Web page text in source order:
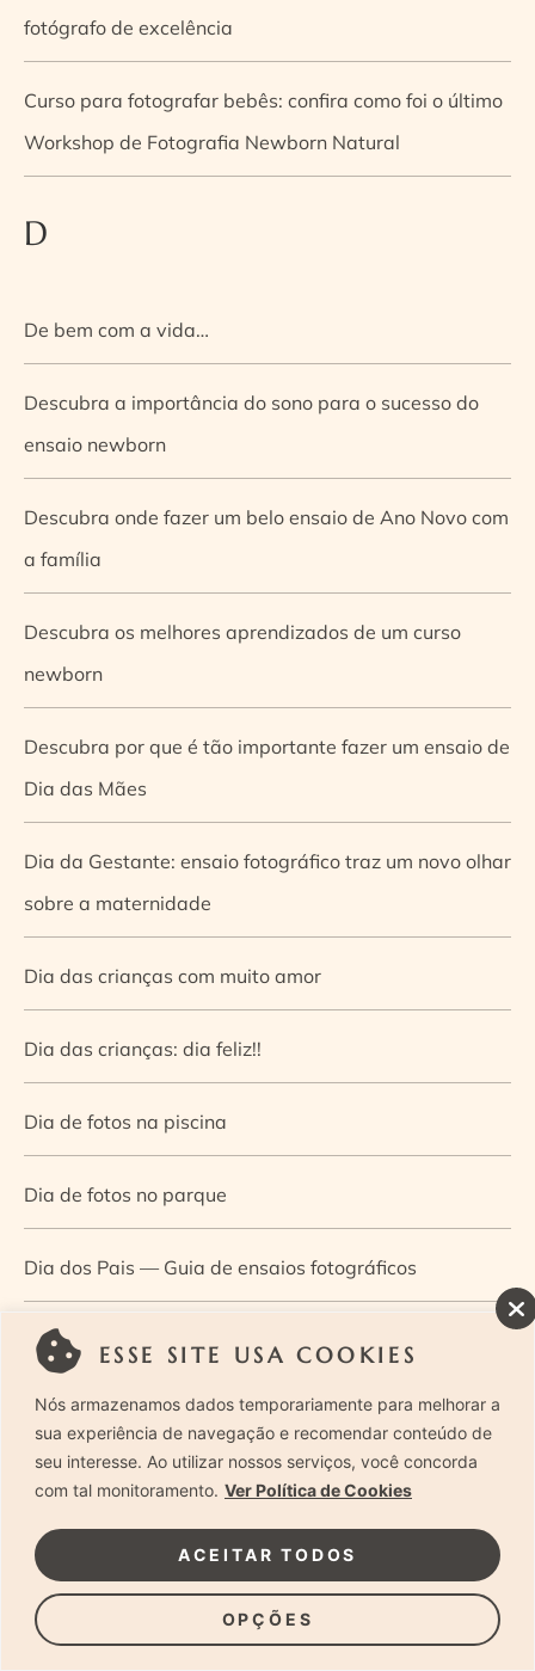
ESSE SITE USA COOKIES
Nós armazenamos dados temporariamente para melhorar a
sua experiência de navegação e recomendar conteúdo de
seu interesse. Ao utilizar nossos serviços, você concorda
com tal monitoramento. Ver Política de Cookies
OPÇÕES
ACEITAR TODOS
fotógrafo de excelência
Curso para fotografar bebês: confira como foi o último
Workshop de Fotografia Newborn Natural
D
De bem com a vida…
Descubra a importância do sono para o sucesso do
ensaio newborn
Descubra onde fazer um belo ensaio de Ano Novo com
a família
Descubra os melhores aprendizados de um curso
newborn
Descubra por que é tão importante fazer um ensaio de
Dia das Mães
Dia da Gestante: ensaio fotográfico traz um novo olhar
sobre a maternidade
Dia das crianças com muito amor
Dia das crianças: dia feliz!!
Dia de fotos na piscina
Dia de fotos no parque
Dia dos Pais — Guia de ensaios fotográficos
Dia Mundial da Infância: como a fotografia ajuda a
construir a memória e a identidade da criança
Diário de uma grávida e sua pequena
Dica de especialista: como otimizar o fluxo de trabalho
no ensaio newborn?
Dica de especialista: qual o melhor guia de poses para